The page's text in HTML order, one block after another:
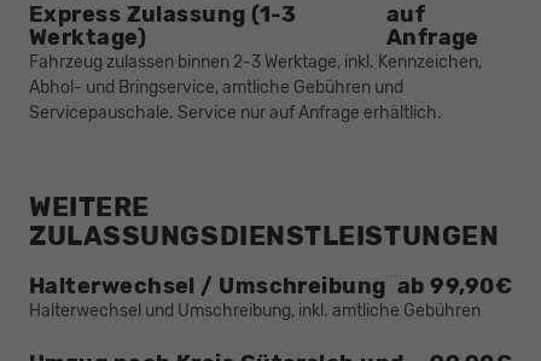
Express Zulassung (1-3
Werktage)
auf
Anfrage
Fahrzeug zulassen binnen 2-3 Werktage, inkl. Kennzeichen,
Abhol- und Bringservice, amtliche Gebühren und
Servicepauschale. Service nur auf Anfrage erhältlich.
WEITERE
ZULASSUNGSDIENSTLEISTUNGEN
Halterwechsel / Umschreibung ab 99,90€
Halterwechsel und Umschreibung, inkl. amtliche Gebühren